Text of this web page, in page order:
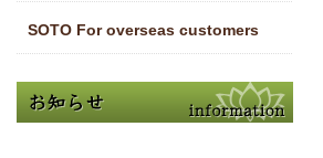
SOTO For overseas customers